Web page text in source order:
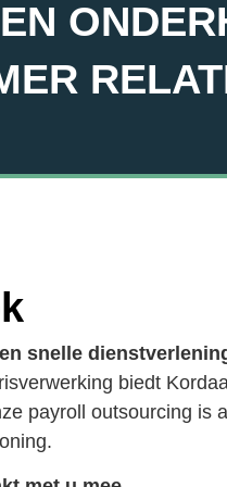
snelle
biedt
payroll outsourcing is